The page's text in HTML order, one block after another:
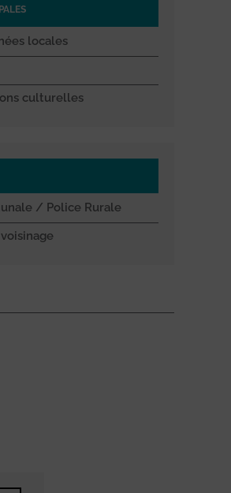
locales
culturelles
/ Police Rurale